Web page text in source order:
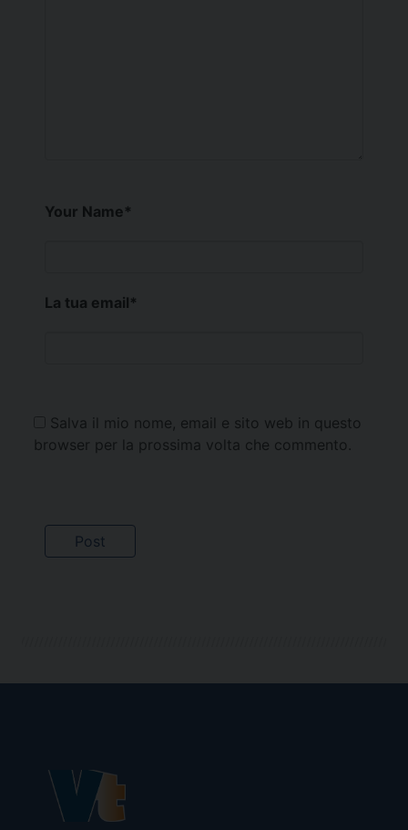
Your Name*
La tua email*
Salva il mio nome, email e sito web in questo
browser per la prossima volta che commento.